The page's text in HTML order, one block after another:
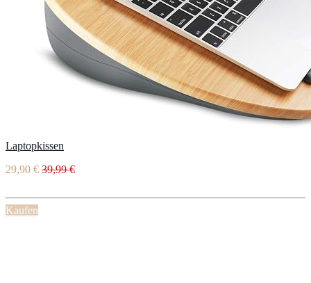
Laptopkissen
29,90 € 39,99 €
Kaufen